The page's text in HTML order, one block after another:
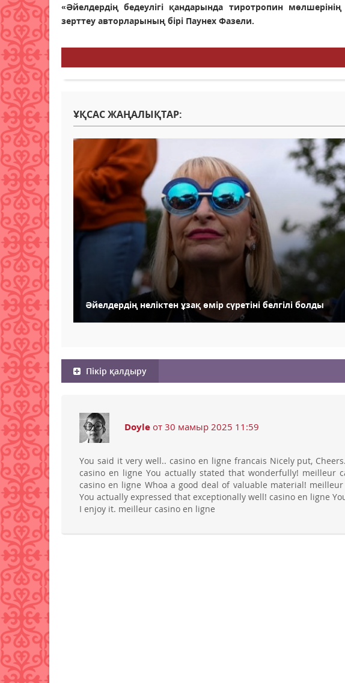
«Әйелдердің бедеулігі қандарында тиротропин
зерттеу авторларының бірі Паунех Фазели.
ҰҚСАС ЖАҢАЛЫҚТАР:
Әйелдердің неліктен ұзақ өмір сүретіні белгілі болды
Пікір қалдыру
Doyle от 30 мамыр 2025 11:59
You said it very well.. casino en ligne francais Nicely put,
casino en ligne You actually stated that wonderfully! meilleur
casino en ligne Whoa a good deal of valuable material!
You actually expressed that exceptionally well! casino en ligne
I enjoy it. meilleur casino en ligne